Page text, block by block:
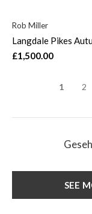
Rob Miller
Langdale Pikes
£1,500.00
1 2
SEE